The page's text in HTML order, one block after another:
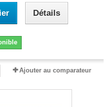
Détails
Ajouter au comparateur